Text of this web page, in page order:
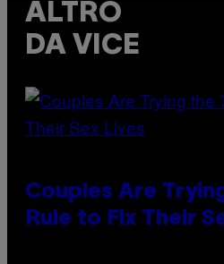
ALTRO
DA VICE
Couples Are
Rule to Fix Their